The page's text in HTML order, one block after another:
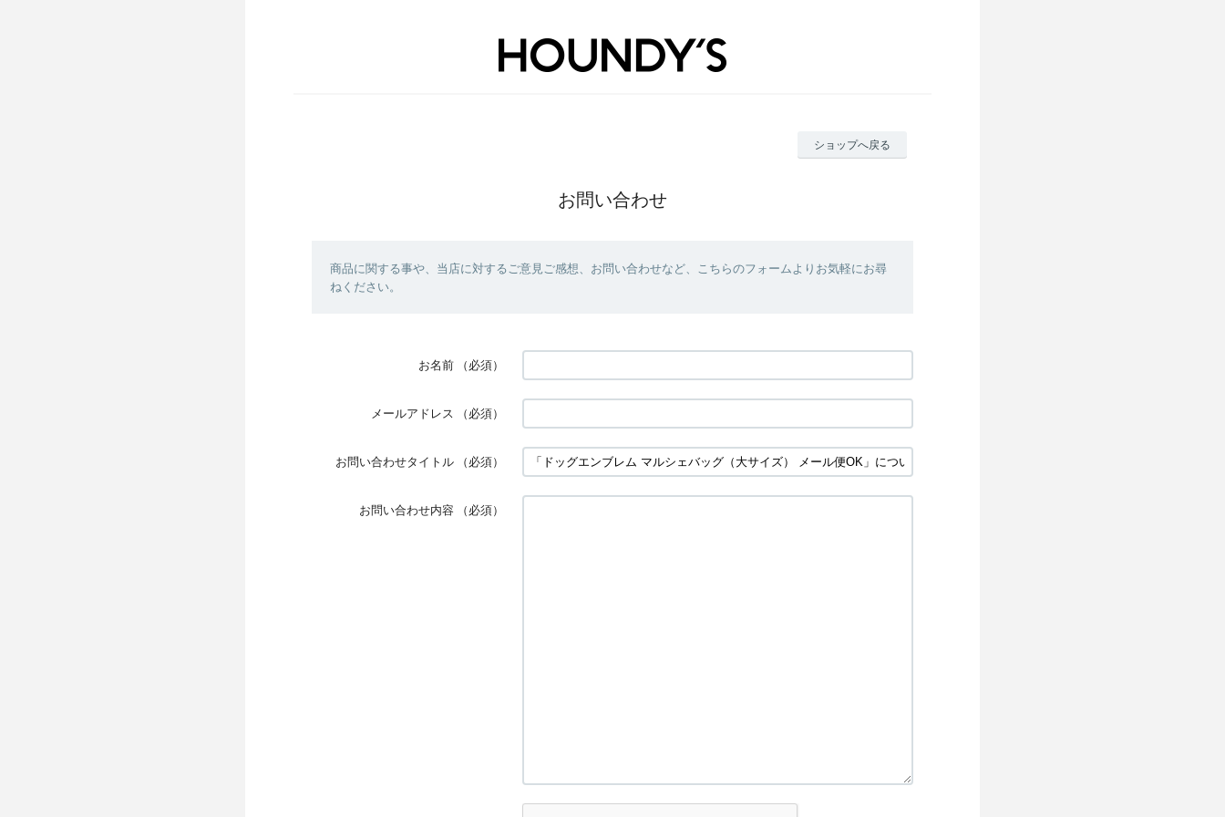
ショップへ戻る
お問い合わせ
商品に関する事や、当店に対するご意見ご感想、お問い合わせなど、こちらのフォームよりお気軽にお尋
ねください。
お名前 （必須）
メールアドレス （必須）
お問い合わせタイトル （必須）
お問い合わせ内容 （必須）